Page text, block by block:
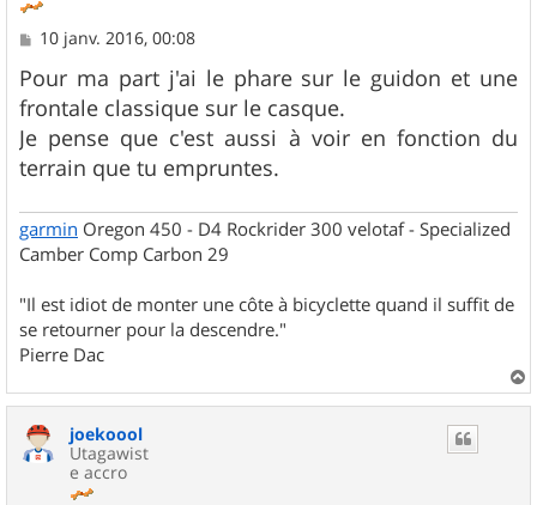
M
s
s
a
g
e
10 janv. 2016, 00:08
Pour ma part j'ai le phare sur le guidon et une
frontale classique sur le casque.
Je pense que c'est aussi à voir en fonction du
terrain que tu empruntes.
garmin Oregon 450 - D4 Rockrider 300 velotaf - Specialized
Camber Comp Carbon 29
"Il est idiot de monter une côte à bicyclette quand il suffit de
se retourner pour la descendre."
Pierre Dac
a
joekoool
Utagawist
e accro